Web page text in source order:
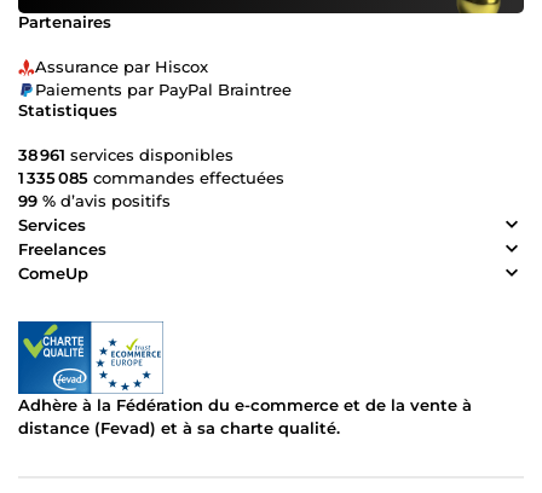
Partenaires
Assurance par Hiscox
Paiements par PayPal Braintree
Statistiques
38 961 services disponibles
1 335 085 commandes effectuées
99 % d’avis positifs
Services
Freelances
ComeUp
Adhère à la Fédération du e-commerce et de la vente à
distance (Fevad) et à sa charte qualité.